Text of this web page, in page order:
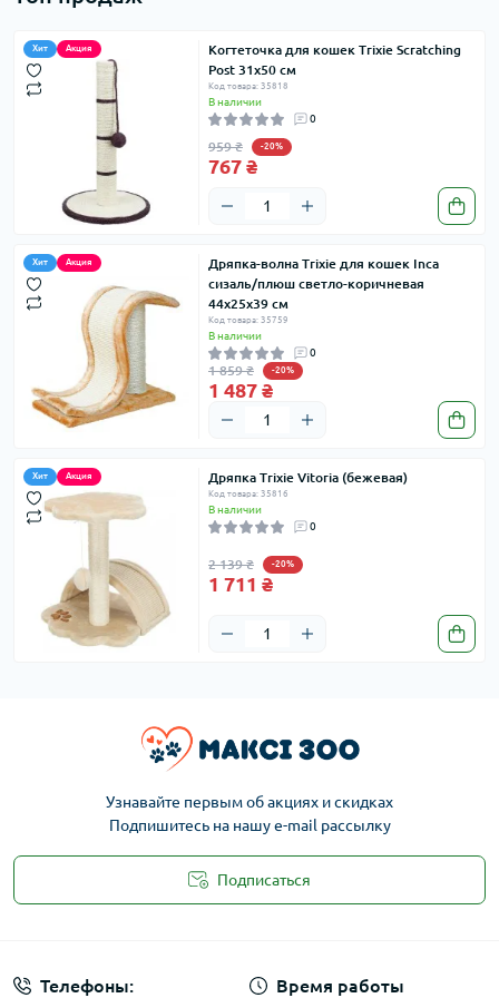
Хит Акция
Когтеточка для кошек Trixie Scratching
Post 31х50 см
Код товара: 35818
В наличии
0
959 ₴ -20%
767 ₴
Хит Акция
Дряпка-волна Trixie для кошек Inca
сизаль/плюш светло-коричневая
44х25х39 см
Код товара: 35759
В наличии
0
1 859 ₴ -20%
1 487 ₴
Хит Акция Дряпка Trixie Vitoria (бежевая)
Код товара: 35816
В наличии
0
2 139 ₴ -20%
1 711 ₴
Узнавайте первым об акциях и скидках
Подпишитесь на нашу e-mail рассылку
Подписаться
Телефоны: Время работы